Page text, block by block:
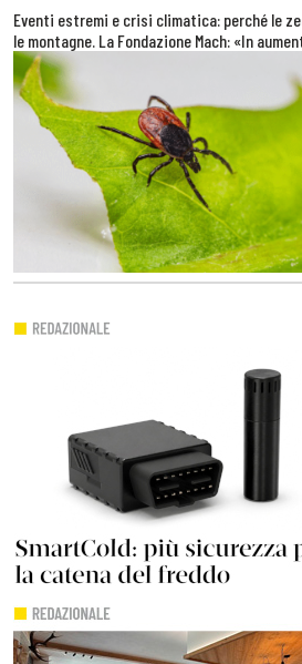
Eventi estremi e crisi climatica: perché le
le montagne. La Fondazione Mach: «In